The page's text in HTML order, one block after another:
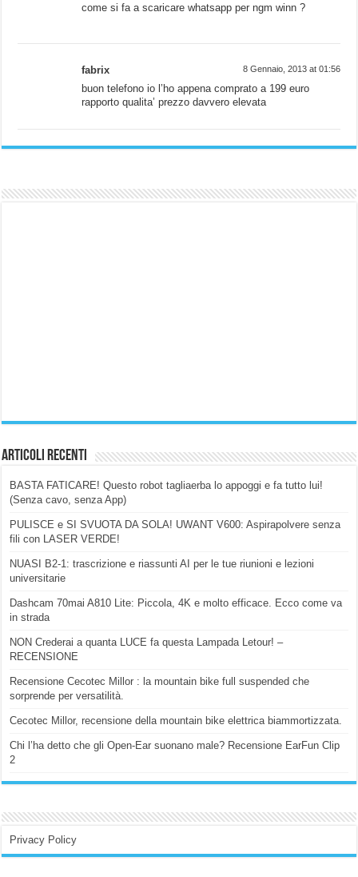
come si fa a scaricare whatsapp per ngm winn ?
fabrix 8 Gennaio, 2013 at 01:56
buon telefono io l’ho appena comprato a 199 euro
rapporto qualita’ prezzo davvero elevata
Articoli Recenti
BASTA FATICARE! Questo robot tagliaerba lo appoggi e fa tutto lui!
(Senza cavo, senza App)
PULISCE e SI SVUOTA DA SOLA! UWANT V600: Aspirapolvere senza
fili con LASER VERDE!
NUASI B2-1: trascrizione e riassunti AI per le tue riunioni e lezioni
universitarie
Dashcam 70mai A810 Lite: Piccola, 4K e molto efficace. Ecco come va
in strada
NON Crederai a quanta LUCE fa questa Lampada Letour! –
RECENSIONE
Recensione Cecotec Millor : la mountain bike full suspended che
sorprende per versatilità.
Cecotec Millor, recensione della mountain bike elettrica biammortizzata.
Chi l’ha detto che gli Open-Ear suonano male? Recensione EarFun Clip
2
Privacy Policy